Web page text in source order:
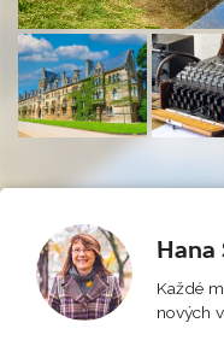
Hana
Každé
nových